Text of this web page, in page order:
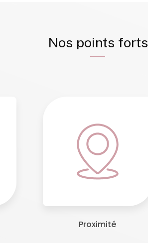
Nos points forts
Proximité